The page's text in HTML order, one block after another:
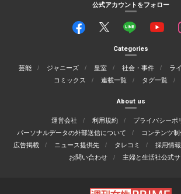
公式アカウントをフォロー
Categories
芸能 ジャニーズ 皇室 社会・事件 ラ
コミックス
連載一覧 タグ一覧
About us
運営会社 利用規約
プライバシーポ
パーソナルデータの外部送信について
コンテンツ
広告掲載
ニュース提供先 タレコミ 採用情報
お問い合わせ
主婦と生活社公式サ